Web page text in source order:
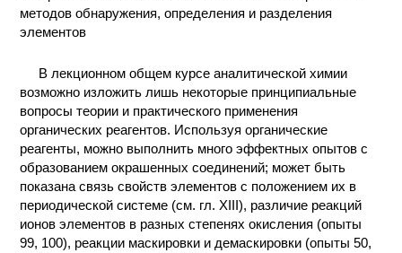
МЕТОДЫ
ПРАКТИЧЕСКОЙ
ХИМИЯ НА
ПРОИЗВОДСТВЕ
И ХИМИЧЕСКАЯ
ТЕХНОЛОГИЯ
КОНТАКТЫ
методов обнаружения, определения и разделения
элементов
В лекционном общем курсе аналитической химии
возможно изложить лишь некоторые принципиальные
вопросы теории и практического применения
органических реагентов. Используя органические
реагенты, можно выполнить много эффектных опытов с
образованием окрашенных соединений; может быть
показана связь свойств элементов с положением их в
периодической системе (см. гл. XIII), различие реакций
ионов элементов в разных степенях окисления (опыты
99, 100), реакции маскировки и демаскировки (опыты 50,